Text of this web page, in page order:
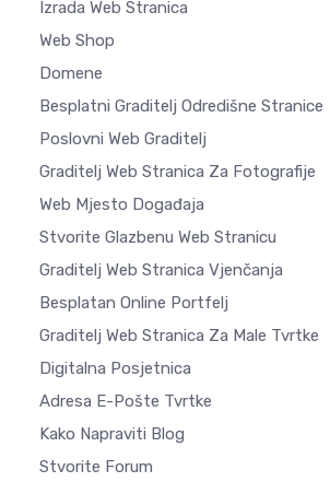
Izrada Web Stranica
Web Shop
Domene
Besplatni Graditelj Odredišne Stranice
Poslovni Web Graditelj
Graditelj Web Stranica Za Fotografije
Web Mjesto Događaja
Stvorite Glazbenu Web Stranicu
Graditelj Web Stranica Vjenčanja
Besplatan Online Portfelj
Graditelj Web Stranica Za Male Tvrtke
Digitalna Posjetnica
Adresa E-Pošte Tvrtke
Kako Napraviti Blog
Stvorite Forum